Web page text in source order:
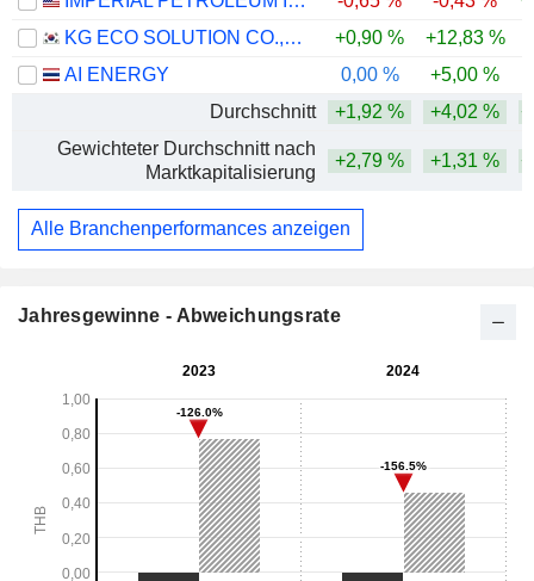
KG ECO SOLUTION CO.,LTD.
+0,90 % +12,83 %
AI ENERGY
0,00 % +5,00 %
Durchschnitt
+1,92 % +4,02 %
Gewichteter Durchschnitt nach
Marktkapitalisierung
+2,79 % +1,31 %
Alle Branchenperformances anzeigen
Jahresgewinne - Abweichungsrate